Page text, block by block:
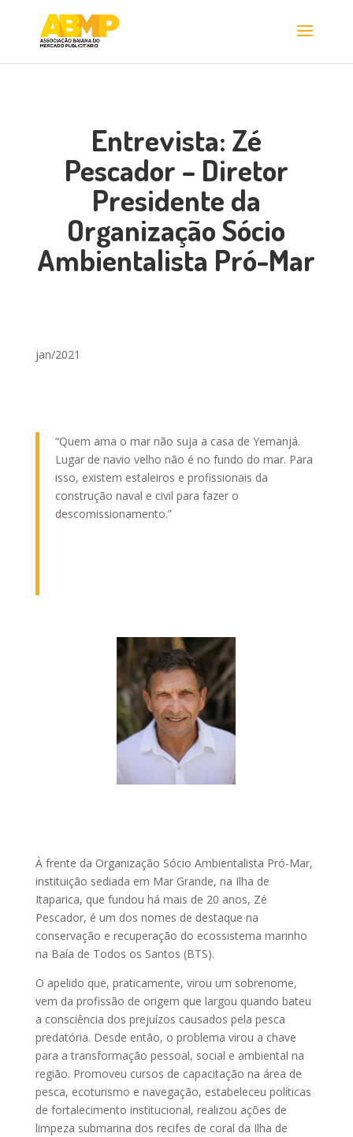
Entrevista: Zé
Pescador – Diretor
Presidente da
Organização Sócio
Ambientalista Pró-Mar
jan/2021
“Quem ama o mar não suja a casa de Yemanjá.
Lugar de navio velho não é no fundo do mar. Para
isso, existem estaleiros e profissionais da
construção naval e civil para fazer o
descomissionamento.”
À frente da Organização Sócio Ambientalista Pró-Mar,
instituição sediada em Mar Grande, na Ilha de
Itaparica, que fundou há mais de 20 anos, Zé
Pescador, é um dos nomes de destaque na
conservação e recuperação do ecossistema marinho
na Baía de Todos os Santos (BTS).
O apelido que, praticamente, virou um sobrenome,
vem da profissão de origem que largou quando bateu
a consciência dos prejuízos causados pela pesca
predatória. Desde então, o problema virou a chave
para a transformação pessoal, social e ambiental na
região. Promoveu cursos de capacitação na área de
pesca, ecoturismo e navegação, estabeleceu políticas
de fortalecimento institucional, realizou ações de
limpeza submarina dos recifes de coral da Ilha de